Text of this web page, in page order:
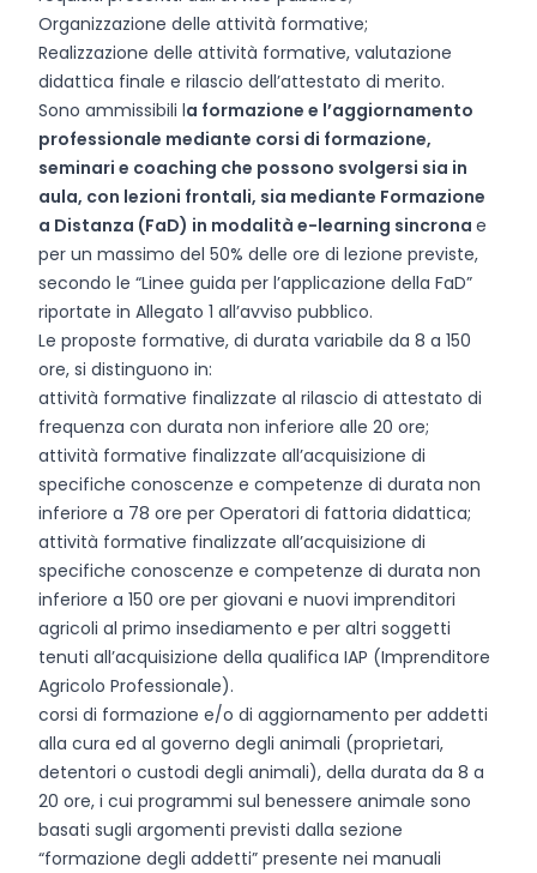
Organizzazione delle attività formative;
Realizzazione delle attività formative, valutazione
didattica finale e rilascio dell’attestato di merito.
Sono ammissibili la formazione e l’aggiornamento
professionale mediante corsi di formazione,
seminari e coaching che possono svolgersi sia in
aula, con lezioni frontali, sia mediante Formazione
a Distanza (FaD) in modalità e-learning sincrona e
per un massimo del 50% delle ore di lezione previste,
secondo le “Linee guida per l’applicazione della FaD”
riportate in Allegato 1 all’avviso pubblico.
Le proposte formative, di durata variabile da 8 a 150
ore, si distinguono in:
attività formative finalizzate al rilascio di attestato di
frequenza con durata non inferiore alle 20 ore;
attività formative finalizzate all’acquisizione di
specifiche conoscenze e competenze di durata non
inferiore a 78 ore per Operatori di fattoria didattica;
attività formative finalizzate all’acquisizione di
specifiche conoscenze e competenze di durata non
inferiore a 150 ore per giovani e nuovi imprenditori
agricoli al primo insediamento e per altri soggetti
tenuti all’acquisizione della qualifica IAP (Imprenditore
Agricolo Professionale).
corsi di formazione e/o di aggiornamento per addetti
alla cura ed al governo degli animali (proprietari,
detentori o custodi degli animali), della durata da 8 a
20 ore, i cui programmi sul benessere animale sono
basati sugli argomenti previsti dalla sezione
“formazione degli addetti” presente nei manuali